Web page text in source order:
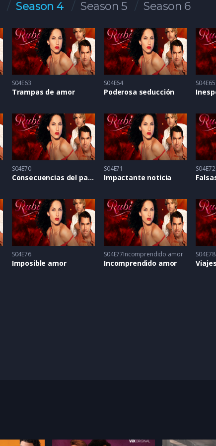
Season 4 Season 5 Season 6
S04E63
Trampas de amor
S04E64
Poderosa seducción
S04E65
S04E70
Consecuencias del pasado
S04E71
Impactante noticia
S04E72
S04E76
Imposible amor
S04E77Incomprendido amor
Incomprendido amor
S04E78
Viajes